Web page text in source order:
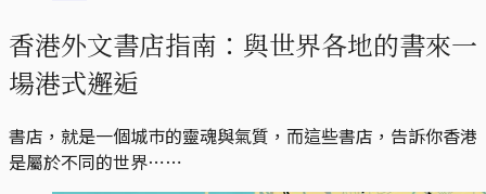
香港外文書店指南：與世界各地的書來一
場港式邂逅
書店，就是一個城巿的靈魂與氣質，而這些書店，告訴你香港
是屬於不同的世界⋯⋯